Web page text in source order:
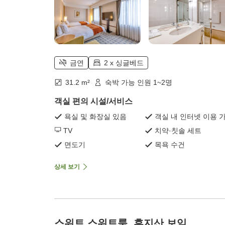
금연 2 x 싱글베드
31.2 m² 숙박 가능 인원 1~2명
객실 편의 시설/서비스
욕실 및 화장실 있음
객실 내 인터넷 이용
TV
치약·칫솔 세트
면도기
목욕 수건
상세 보기